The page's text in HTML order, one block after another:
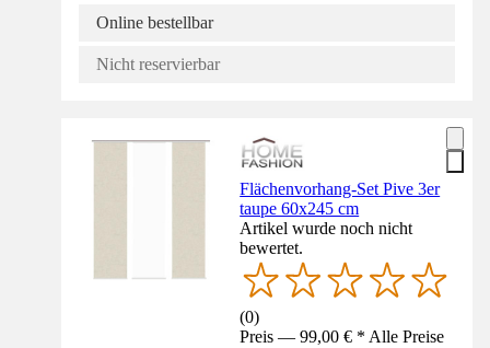
Online bestellbar
Nicht reservierbar
Flächenvorhang-Set Pive 3er
taupe 60x245 cm
Artikel wurde noch nicht
bewertet.
(0)
Preis — 99,00 € * Alle Preise